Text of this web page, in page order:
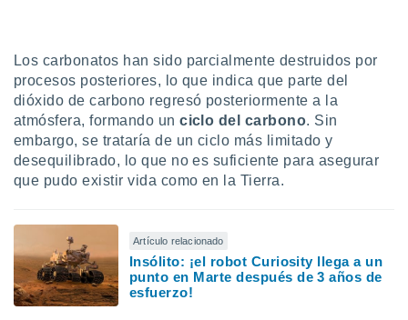
Los carbonatos han sido parcialmente destruidos por
procesos posteriores, lo que indica que parte del
dióxido de carbono regresó posteriormente a la
atmósfera, formando unciclo del carbono. Sin
embargo, se trataría de un ciclo más limitado y
desequilibrado, lo que no es suficiente para asegurar
que pudo existir vida como en la Tierra.
Artículo relacionado
Insólito: ¡el robot Curiosity llega a un
punto en Marte después de 3 años de
esfuerzo!